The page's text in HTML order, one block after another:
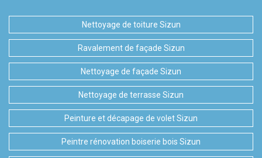
Nettoyage de toiture Sizun
Ravalement de façade Sizun
Nettoyage de façade Sizun
Nettoyage de terrasse Sizun
Peinture et décapage de volet Sizun
Peintre rénovation boiserie bois Sizun